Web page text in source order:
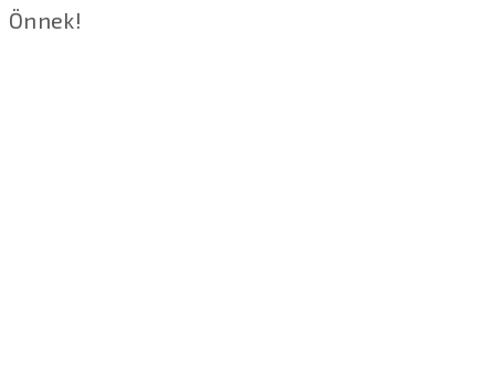
Önnek!